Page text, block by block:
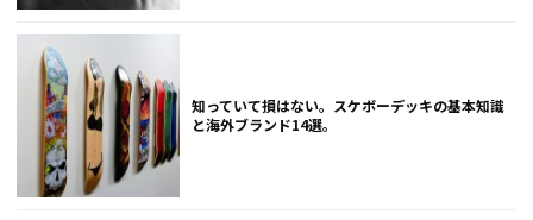
知っていて損はない。スケボーデッキの基本知識
と海外ブランド14選。